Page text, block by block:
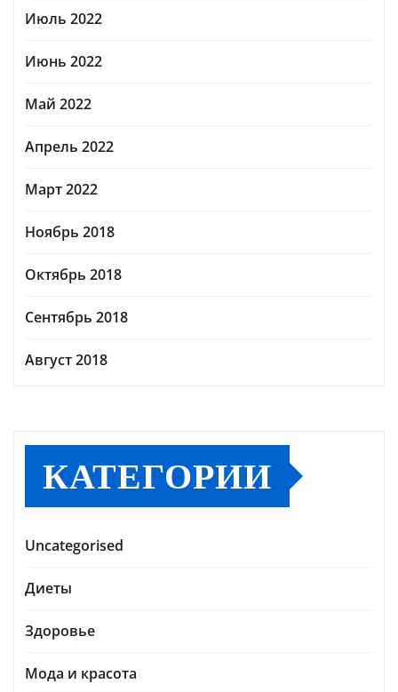
Июль 2022
Июнь 2022
Май 2022
Апрель 2022
Март 2022
Ноябрь 2018
Октябрь 2018
Сентябрь 2018
Август 2018
КАТЕГОРИИ
Uncategorised
Диеты
Здоровье
Мода и красота